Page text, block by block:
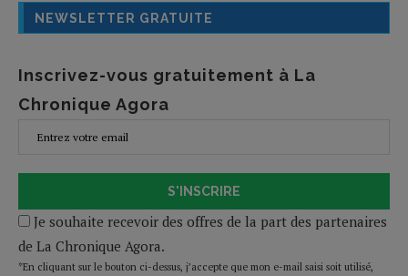
NEWSLETTER GRATUITE
Inscrivez-vous gratuitement à La
Chronique Agora
S'INSCRIRE
Je souhaite recevoir des offres de la part des partenaires
de La Chronique Agora.
*En cliquant sur le bouton ci-dessus, j’accepte que mon e-mail saisi soit utilisé,